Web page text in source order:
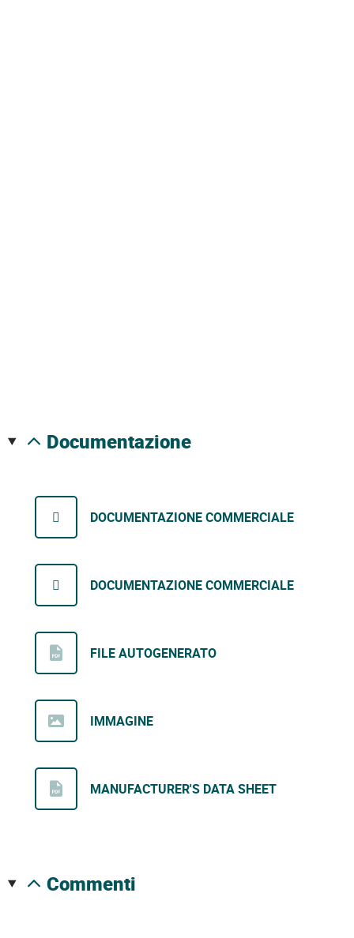
documentazione
DOCUMENTAZIONE COMMERCIALE
DOCUMENTAZIONE COMMERCIALE
FILE AUTOGENERATO
IMMAGINE
MANUFACTURER'S DATA SHEET
commenti